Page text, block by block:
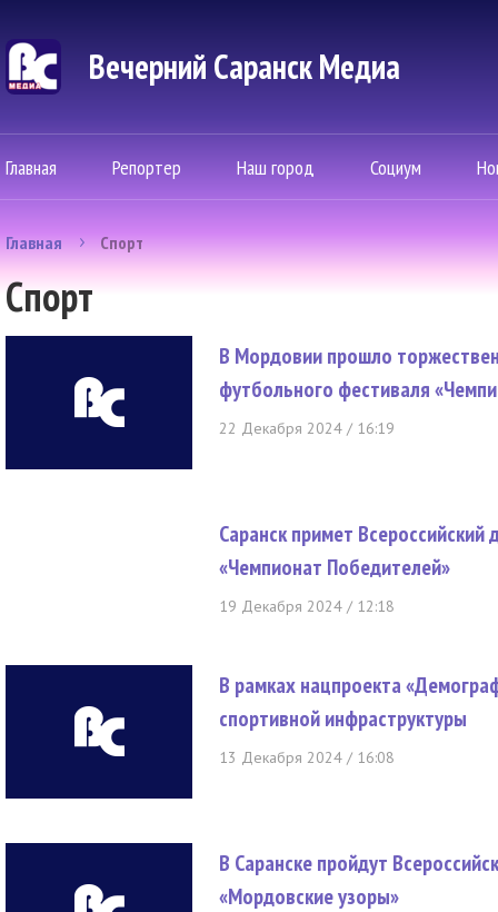
Вечерний Саранск Mедиа
Главная Репортер Наш город Социум
Главная Спорт
Спорт
В Мордовии прошло
футбольного фестиваля
22 Декабря 2024 / 16:19
Саранск примет
«Чемпионат Победителей»
19 Декабря 2024 / 12:18
В рамках нацпроекта
спортивной инфраструктуры
13 Декабря 2024 / 16:08
В Саранске пройдут
«Мордовские узоры»